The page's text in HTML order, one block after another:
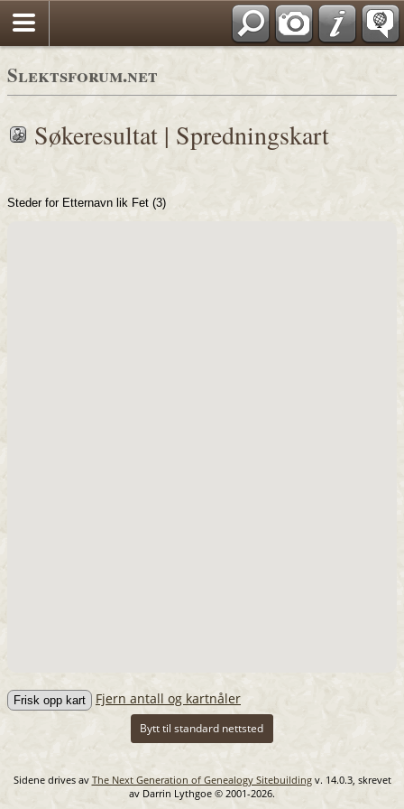
Slektsforum.net
Søkeresultat | Spredningskart
Steder for Etternavn lik Fet (3)
Fjern antall og kartnåler
Bytt til standard nettsted
Sidene drives av The Next Generation of Genealogy Sitebuildingv. 14.0.3, skrevet
av Darrin Lythgoe © 2001-2026.